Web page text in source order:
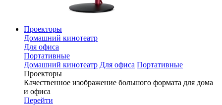
Проекторы
Домашний кинотеатр
Для офиса
Портативные
Домашний кинотеатр Для офиса Портативные
Проекторы
Качественное изображение большого формата для дома
и офиса
Перейти